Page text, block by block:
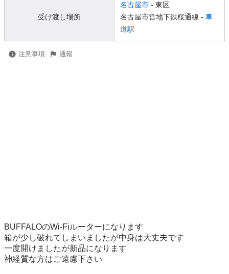
受け渡し場所
名古屋市 - 東区
名古屋市営地下鉄桜通線 - 車
道駅
注意事項 通報
BUFFALOのWi-Fiルーターになります
箱が少し破れてしまいましたが中身は大丈夫です
一度開けましたが新品になります
神経質な方はご遠慮下さい